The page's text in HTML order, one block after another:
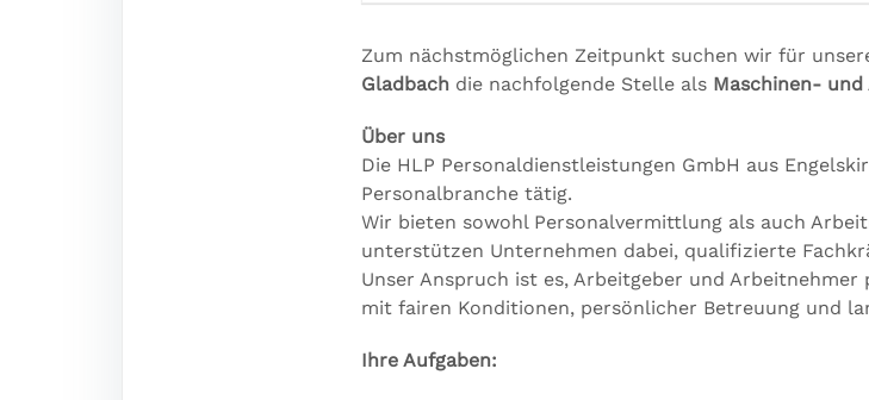
Zum nächstmöglichen Zeitpunkt suchen wir für
Gladbach die nachfolgende Stelle als Maschinen-
Über uns
Die HLP Personaldienstleistungen GmbH aus
Personalbranche tätig.
Wir bieten sowohl Personalvermittlung als auch
unterstützen Unternehmen dabei, qualifizierte
Unser Anspruch ist es, Arbeitgeber und Arbeitnehmer
mit fairen Konditionen, persönlicher Betreuung und
Ihre Aufgaben: